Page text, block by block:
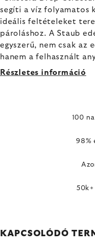
segíti a víz folyamatos
ideális feltételeket
pároláshoz. A Staub
egyszerű, nem csak az
hanem a felhasznált
Részletes információ
100
98%
KAPCSOLÓDÓ